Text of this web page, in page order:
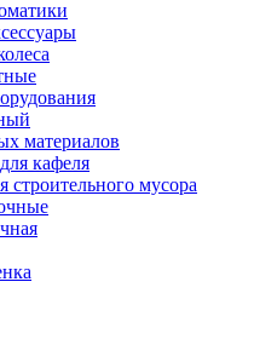
материалов
кафеля
мусора